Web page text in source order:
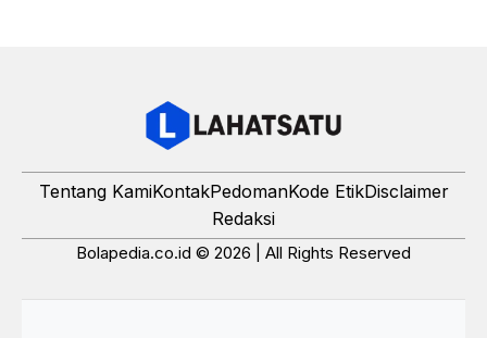
Tentang KamiKontakPedomanKode EtikDisclaimer
Redaksi
Bolapedia.co.id © 2026 | All Rights Reserved